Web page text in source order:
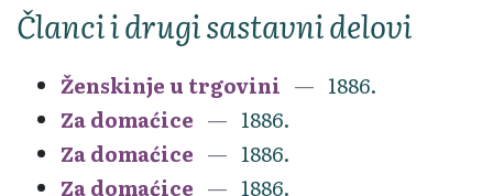
Članci i drugi sastavni delovi
Ženskinje u trgovini
1886.
Za domaćice
1886.
Za domaćice
1886.
Za domaćice
1886.